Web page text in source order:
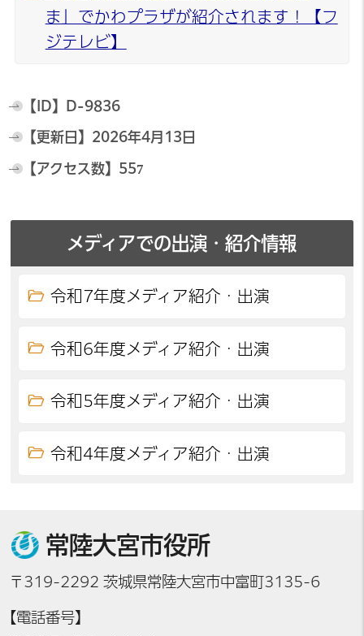
ま」でかわプラザが紹介されます！【フ
ジテレビ】
【ID】 D-9836
【更新日】 2026年4月13日
【アクセス数】 557
メディアでの出演・紹介情報
令和7年度メディア紹介・出演
令和6年度メディア紹介・出演
令和5年度メディア紹介・出演
令和4年度メディア紹介・出演
常陸大宮市役所
〒319-2292 茨城県常陸大宮市中富町3135-6
【電話番号】